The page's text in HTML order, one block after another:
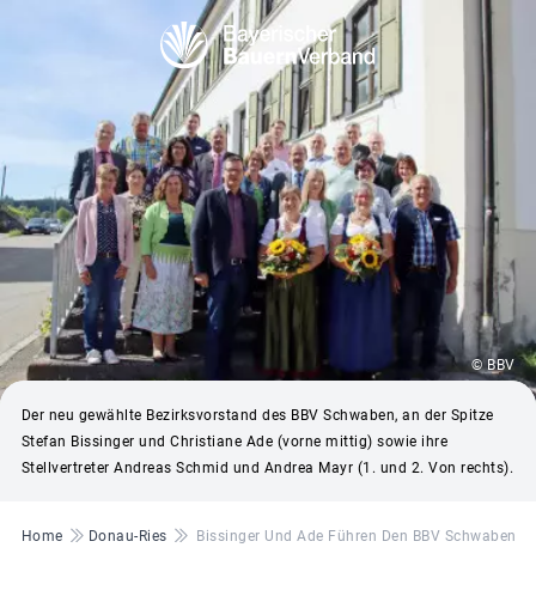
© BBV
Der neu gewählte Bezirksvorstand des BBV Schwaben, an der Spitze
Stefan Bissinger und Christiane Ade (vorne mittig) sowie ihre
Stellvertreter Andreas Schmid und Andrea Mayr (1. und 2. Von rechts).
Pfadnavigation
Home Donau-Ries Bissinger Und Ade Führen Den BBV Schwaben